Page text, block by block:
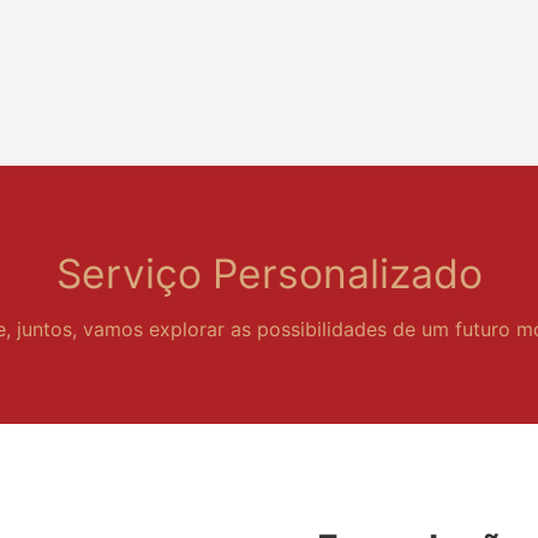
Serviço Personalizado
juntos, vamos explorar as possibilidades de um futuro